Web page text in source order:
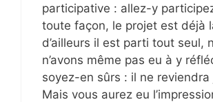
participative : allez-y
toute façon, le projet est déjà
d’ailleurs il est parti tout seul,
n’avons même pas eu à y
soyez-en sûrs : il ne reviendra
Mais vous aurez eu